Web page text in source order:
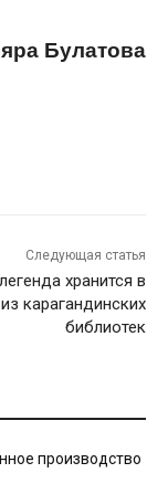
Булатова
Следующая статья
хранится в
карагандинских
библиотек
производство